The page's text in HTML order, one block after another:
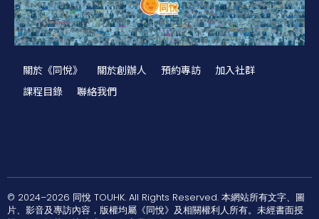
關於《同悅》 關於創辦人 預約專訪
加入社群
課程目錄
聯絡我們
© 2024–2026 同悅 TOUHK. All Rights Reserved. 本網站所有文字、圖
片、影音及專訪內容，版權均屬《同悅》及相關權利人所有。未經書面授